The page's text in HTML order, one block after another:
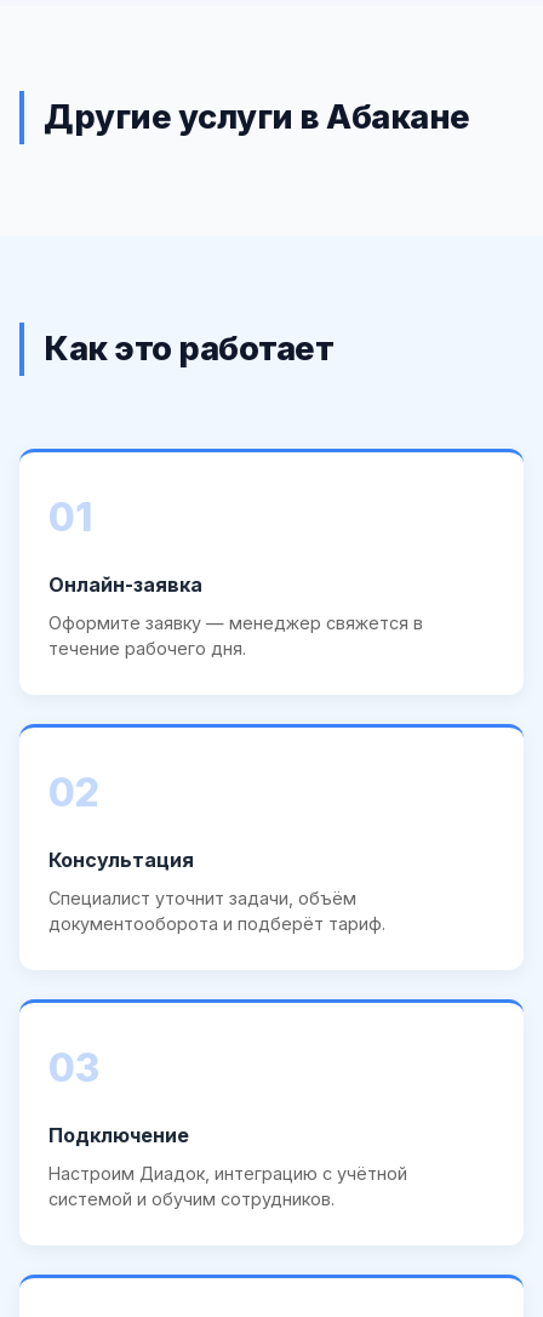
Другие услуги в Абакане
Как это работает
01
Онлайн-заявка
Оформите заявку — менеджер свяжется в
течение рабочего дня.
02
Консультация
Специалист уточнит задачи, объём
документооборота и подберёт тариф.
03
Подключение
Настроим Диадок, интеграцию с учётной
системой и обучим сотрудников.